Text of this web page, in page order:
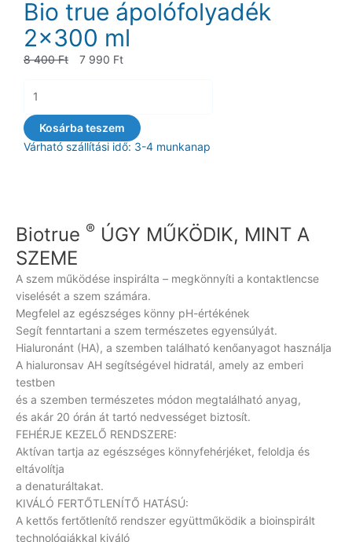
Bio true ápolófolyadék
2×300 ml
8 400Ft
Original
400 Ft.
7 990 FtCurrent
990 Ft.
true
ápolófolyadék
2x300
ml
Kosárba teszem
Várható szállítási idő: 3-4 munkanap
Biotrue ® ÚGY MŰKÖDIK, MINT A
SZEME
A szem működése inspirálta – megkönnyíti a kontaktlencse
viselését a szem számára.
Megfelel az egészséges könny pH-értékének
Segít fenntartani a szem természetes egyensúlyát.
Hialuronánt (HA), a szemben található kenőanyagot használja
A hialuronsav AH segítségével hidratál, amely az emberi
testben
és a szemben természetes módon megtalálható anyag,
és akár 20 órán át tartó nedvességet biztosít.
FEHÉRJE KEZELŐ RENDSZERE:
Aktívan tartja az egészséges könnyfehérjéket, feloldja és
eltávolítja
a denaturáltakat.
KIVÁLÓ FERTŐTLENÍTŐ HATÁSÚ:
A kettős fertőtlenítő rendszer együttműködik a bioinspirált
technológiákkal kiváló